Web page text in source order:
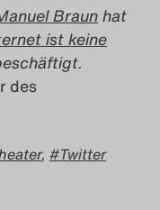
Braunhat
ist keine
des
, Twitter